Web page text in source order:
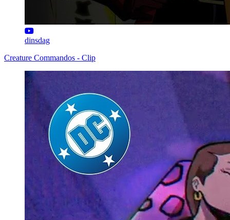
dinsdag
Creature Commandos - Clip